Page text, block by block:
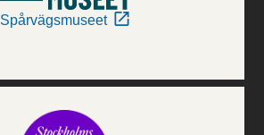
Spårvägsmuseet